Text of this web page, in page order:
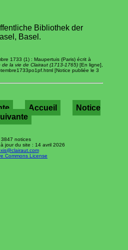
Bibliothek der
Basel.
1733 (1) : Maupertuis (Paris) écrit à
de la vie de Clairaut (1713-1765) [En ligne],
[Notice publiée le 3
Accueil
Notice
3847 notices
jour du site : 14 avril 2026
Commons License